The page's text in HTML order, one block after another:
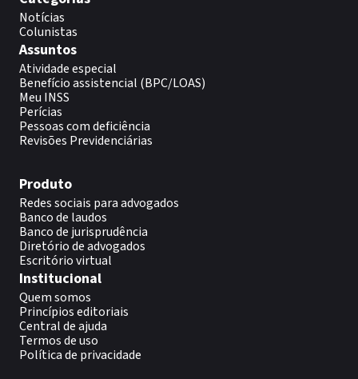
Notícias
Colunistas
Assuntos
Atividade especial
Benefício assistencial (BPC/LOAS)
Meu INSS
Perícias
Pessoas com deficiência
Revisões Previdenciárias
Produto
Redes sociais para advogados
Banco de laudos
Banco de jurisprudência
Diretório de advogados
Escritório virtual
Institucional
Quem somos
Princípios editoriais
Central de ajuda
Termos de uso
Política de privacidade